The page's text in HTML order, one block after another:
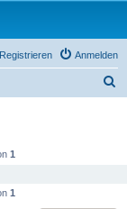
Anmelden
Registrieren
1
1